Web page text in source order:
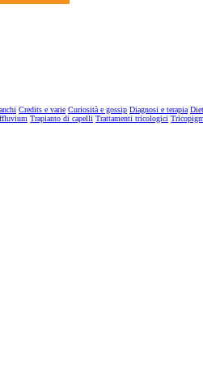
Credits e varie Curiosità e gossip Diagnosi e terapia
Trapianto di capelli Trattamenti tricologici